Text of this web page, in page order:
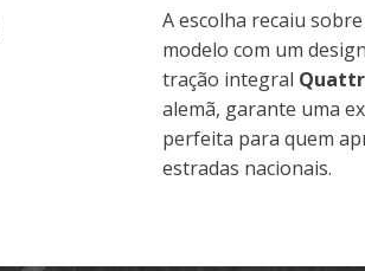
A escolha recaiu
modelo com um
tração integral
alemã, garante uma
perfeita para quem
estradas nacionais.